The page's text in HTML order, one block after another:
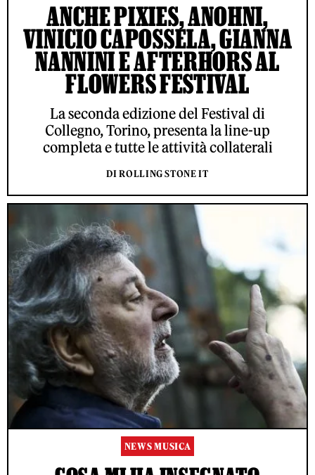
ANCHE PIXIES, ANOHNI,
VINICIO CAPOSSELA, GIANNA
NANNINI E AFTERHORS AL
FLOWERS FESTIVAL
La seconda edizione del Festival di
Collegno, Torino, presenta la line-up
completa e tutte le attività collaterali
DI ROLLING STONE IT
NEWS MUSICA